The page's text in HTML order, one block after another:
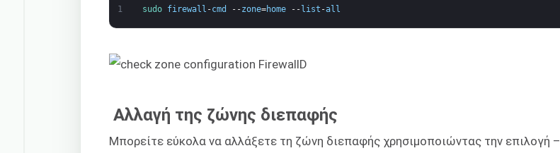
1 sudo firewall -cmd --zone=home -- list -all
Αλλαγή της ζώνης διεπαφής
Μπορείτε εύκολα να αλλάξετε τη ζώνη διεπαφής χρησιμοποιώντας την επιλογή –